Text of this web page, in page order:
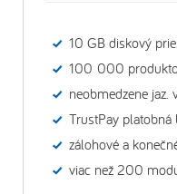
10 GB diskový
100 000
neobmedzene jaz.
TrustPay platobná
zálohové a
viac než 200